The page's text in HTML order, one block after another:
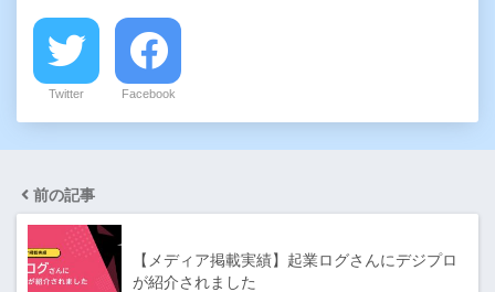
Twitter Facebook
前の記事
【メディア掲載実績】起業ログさんにデジプロ
が紹介されました